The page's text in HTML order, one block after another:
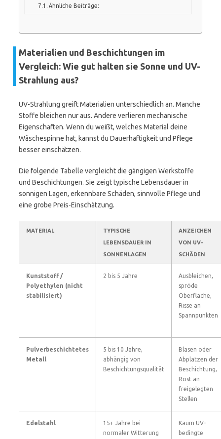
Ähnliche Beiträge:
Materialien und Beschichtungen im
Vergleich: Wie gut halten sie Sonne und UV-
Strahlung aus?
UV-Strahlung greift Materialien unterschiedlich an. Manche
Stoffe bleichen nur aus. Andere verlieren mechanische
Eigenschaften. Wenn du weißt, welches Material deine
Wäschespinne hat, kannst du Dauerhaftigkeit und Pflege
besser einschätzen.
Die folgende Tabelle vergleicht die gängigen Werkstoffe
und Beschichtungen. Sie zeigt typische Lebensdauer in
sonnigen Lagen, erkennbare Schäden, sinnvolle Pflege und
eine grobe Preis-Einschätzung.
MATERIAL
TYPISCHE
LEBENSDAUER IN
SONNENLAGEN
ANZEICHEN
VON UV-
SCHÄDEN
Kunststoff /
Polyethylen (nicht
stabilisiert)
2 bis 5 Jahre
Ausbleichen,
spröde
Oberfläche,
Risse an
Spannpunkten
Pulverbeschichtetes
Metall
5 bis 10 Jahre,
abhängig von
Beschichtungsqualität
Blasen oder
Abplatzen der
Beschichtung,
Rost an
freigelegten
Stellen
Edelstahl
15+ Jahre bei
normaler Witterung
Kaum UV-
bedingte